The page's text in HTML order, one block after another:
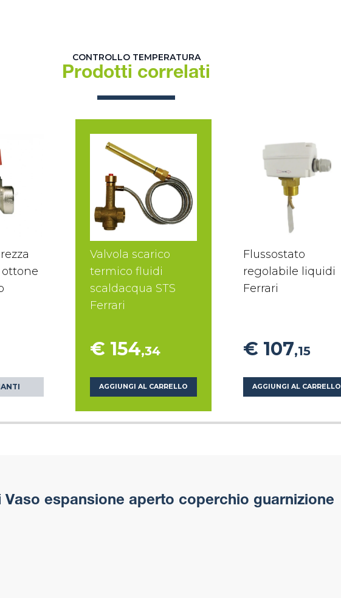
CONTROLLO TEMPERATURA
Prodotti correlati
Valvola scarico
termico fluidi
scaldacqua STS
Ferrari
€ 154,34
AGGIUNGI AL CARRELLO
Flussostato
regolabile liquidi
Ferrari
€ 107,15
AGGIUNGI AL CARRELLO
Vaso espansione aperto coperchio guarnizione